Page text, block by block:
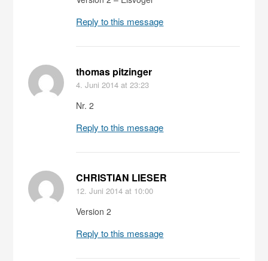
Reply to this message
thomas pitzinger
4. Juni 2014 at 23:23
Nr. 2
Reply to this message
CHRISTIAN LIESER
12. Juni 2014 at 10:00
Version 2
Reply to this message